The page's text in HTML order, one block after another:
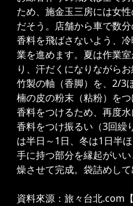
ため、施金玉三房には女
だそう。店舗から車で数
香料を飛ばさないよう、
業を進めます。夏は作業
り、汗だくになりながらお
竹製の軸（香脚）を、2/3
楠の皮の粉末（粘粉）をつ
香料をつけるため、再度水
香料をつけ振るい（3回繰
は半日～1日、冬は1日半ほ
手に持つ部分を縁起がい
燥させて完成。袋詰めして
資料來源： 旅々台北.com